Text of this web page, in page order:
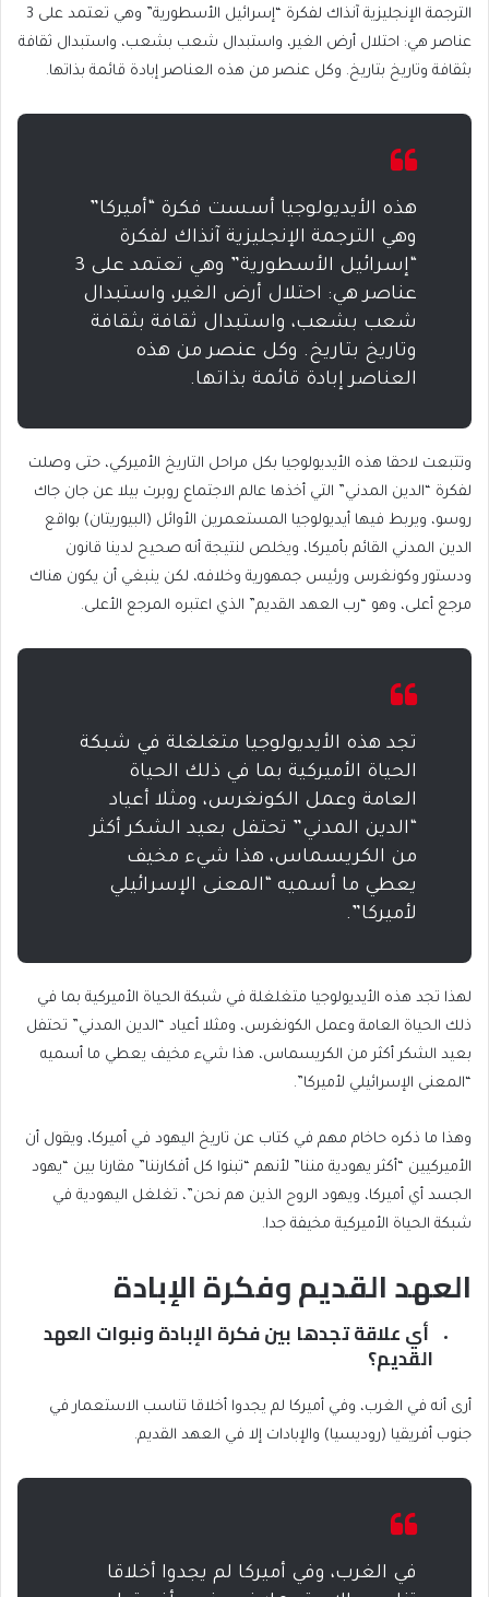
الترجمة الإنجليزية آنذاك لفكرة “إسرائيل الأسطورية” وهي تعتمد على 3
عناصر هي: احتلال أرض الغير، واستبدال شعب بشعب، واستبدال ثقافة
بثقافة وتاريخ بتاريخ. وكل عنصر من هذه العناصر إبادة قائمة بذاتها.
هذه الأيديولوجيا أسست فكرة “أميركا”
وهي الترجمة الإنجليزية آنذاك لفكرة
“إسرائيل الأسطورية” وهي تعتمد على 3
عناصر هي: احتلال أرض الغير، واستبدال
شعب بشعب، واستبدال ثقافة بثقافة
وتاريخ بتاريخ. وكل عنصر من هذه
العناصر إبادة قائمة بذاتها.
وتتبعت لاحقا هذه الأيديولوجيا بكل مراحل التاريخ الأميركي، حتى وصلت
لفكرة “الدين المدني” التي أخذها عالم الاجتماع روبرت بيلا عن جان جاك
روسو، ويربط فيها أيديولوجيا المستعمرين الأوائل (البيوريتان) بواقع
الدين المدني القائم بأميركا، ويخلص لنتيجة أنه صحيح لدينا قانون
ودستور وكونغرس ورئيس جمهورية وخلافه، لكن ينبغي أن يكون هناك
مرجع أعلى، وهو “رب العهد القديم” الذي اعتبره المرجع الأعلى.
تجد هذه الأيديولوجيا متغلغلة في شبكة
الحياة الأميركية بما في ذلك الحياة
العامة وعمل الكونغرس، ومثلا أعياد
“الدين المدني” تحتفل بعيد الشكر أكثر
من الكريسماس، هذا شيء مخيف
يعطي ما أسميه “المعنى الإسرائيلي
لأميركا”.
لهذا تجد هذه الأيديولوجيا متغلغلة في شبكة الحياة الأميركية بما في
ذلك الحياة العامة وعمل الكونغرس، ومثلا أعياد “الدين المدني” تحتفل
بعيد الشكر أكثر من الكريسماس، هذا شيء مخيف يعطي ما أسميه
“المعنى الإسرائيلي لأميركا”.
وهذا ما ذكره حاخام مهم في كتاب عن تاريخ اليهود في أميركا، ويقول أن
الأميركيين “أكثر يهودية مننا” لأنهم “تبنوا كل أفكارننا” مقارنا بين “يهود
الجسد أي أميركا، ويهود الروح الذين هم نحن”، تغلغل اليهودية في
شبكة الحياة الأميركية مخيفة جدا.
العهد القديم وفكرة الإبادة
أي علاقة تجدها بين فكرة الإبادة ونبوات العهد
القديم؟
أرى أنه في الغرب، وفي أميركا لم يجدوا أخلاقا تناسب الاستعمار في
جنوب أفريقيا (روديسيا) والإبادات إلا في العهد القديم.
في الغرب، وفي أميركا لم يجدوا أخلاقا